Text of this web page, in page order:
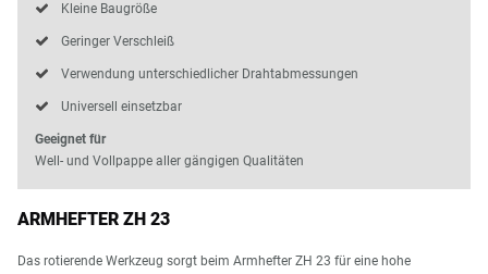
Kleine Baugröße
Geringer Verschleiß
Verwendung unterschiedlicher Drahtabmessungen
Universell einsetzbar
Geeignet für
Well- und Vollpappe aller gängigen Qualitäten
ARMHEFTER ZH 23
Das rotierende Werkzeug sorgt beim Armhefter ZH 23 für eine hohe